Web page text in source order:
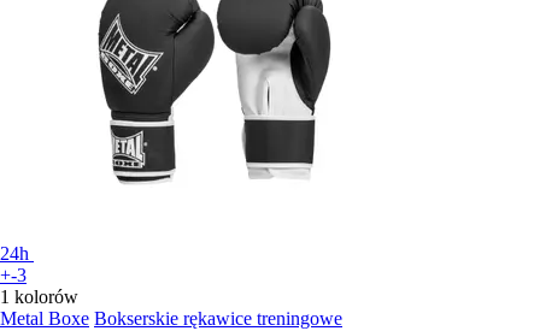
24h
+-3
1 kolorów
Metal Boxe Bokserskie rękawice treningowe